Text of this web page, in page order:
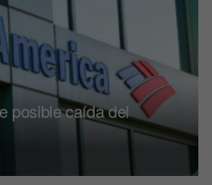
posible caída del